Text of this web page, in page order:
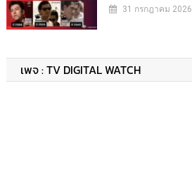
31 กรกฎาคม 2026
เพจ : TV DIGITAL WATCH